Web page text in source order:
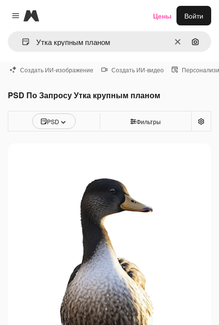
Close menu
Magnific
ОчиститьПоиск
Цены Войти
Создать ИИ-изображение Создать ИИ-видео
PSD По Запросу Утка крупным планом
PSD Фильтры